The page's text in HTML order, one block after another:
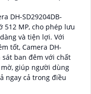
DH-SD29204DB-
MP, cho phép lưu
và tiện lợi. Với
tốt, Camera DH-
sát ban đêm với chất
giúp người dùng
ngay cả trong điều